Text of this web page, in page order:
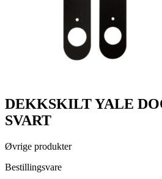
DEKKSKILT YALE
SVART
Øvrige produkter
Bestillingsvare